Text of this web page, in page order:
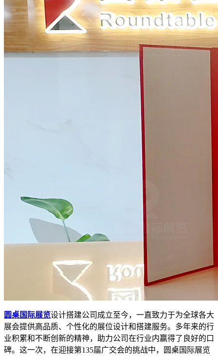
圆桌国际展览设计搭建公司成立至今，一直致力于为全球各大
展会提供高品质、个性化的展位设计和搭建服务。多年来的行
业积累和不断创新的精神，助力公司在行业内赢得了良好的口
碑。这一次，在迎接第135届广交会的挑战中，圆桌国际展览